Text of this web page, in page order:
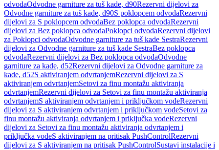
odvodaOdvodne garniture za tuš kade, d90Rezervni dijelovi za
Odvodne garniture za tuš kade, d90S poklopcem odvodaRezervni
dijelovi za S poklopcem odvodaBez poklopca odvodaRezervni
dijelovi za Bez poklopca odvodaPoklopci odvodaRezervni dijelovi
za Poklopci odvodaOdvodne garniture za tuš kade SestraRezervni
dijelovi za Odvodne garniture za tuš kade SestraBez poklopca
odvodaRezervni dijelovi za Bez poklopca odvodaOdvodne
garniture za kade, d52Rezervni dijelovi za Odvodne garniture za
kade, d52S aktiviranjem odvrtanjemRezervni dijelovi za S
aktiviranjem odvrtanjemSetovi za finu montažu aktiviranja
odvrtanjemRezervni dijelovi za Setovi za finu montažu aktiviranja
odvrtanjemS aktiviranjem odvrtanjem i priključkom vodeRezervni
dijelovi za S aktiviranjem odvrtanjem i priključkom vodeSetovi za
finu montažu aktiviranja odvrtanjem i priključka vodeRezervni
dijelovi za Setovi za finu montažu aktiviranja odvrtanjem i
priključka vodeS aktiviranjem na pritisak PushControlRezervni
dijelovi za S aktiviranjem na pritisak PushControlSustavi instalacije i